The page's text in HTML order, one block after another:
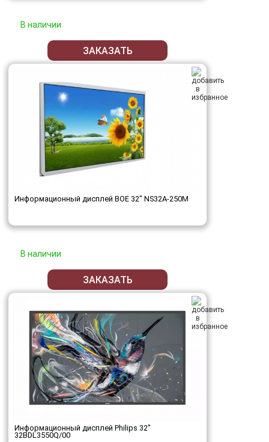
В наличии
ЗАКАЗАТЬ
Информационный дисплей BOE 32" NS32A-250M
В наличии
ЗАКАЗАТЬ
Информационный дисплей Philips 32"
32BDL3550Q/00